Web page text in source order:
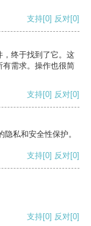
支持[0] 反对[0]
，终于找到了它。这
有需求。操作也很简
支持[0] 反对[0]
私和安全性保护。
支持[0] 反对[0]
支持[0] 反对[0]